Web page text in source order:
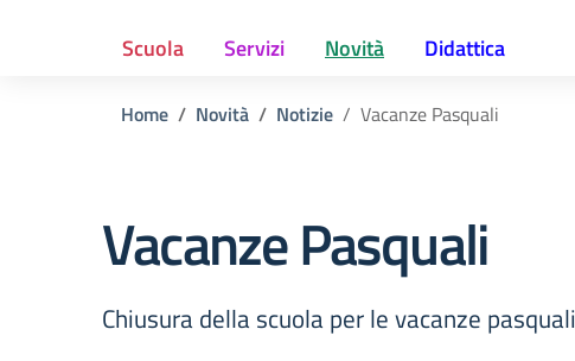
Scuola Servizi Novità Didattica
Home Novità Notizie Vacanze Pasquali
Vacanze Pasquali
Chiusura della scuola per le vacanze pasquali